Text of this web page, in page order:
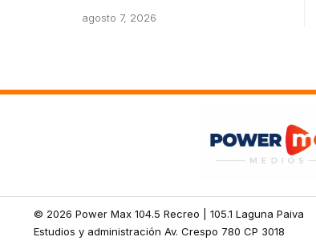
agosto 7, 2026
© 2026 Power Max 104.5 Recreo | 105.1 Laguna Paiva
Estudios y administración Av. Crespo 780 CP 3018